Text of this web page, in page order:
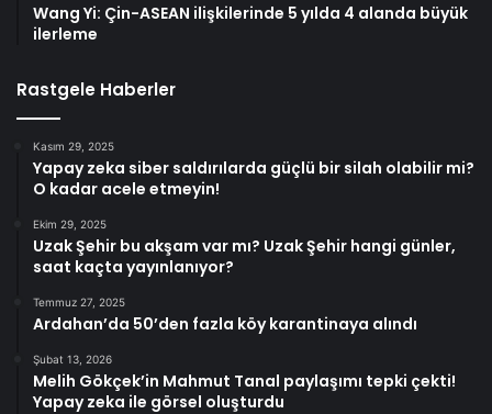
Wang Yi: Çin-ASEAN ilişkilerinde 5 yılda 4 alanda büyük
ilerleme
Rastgele Haberler
Kasım 29, 2025
Yapay zeka siber saldırılarda güçlü bir silah olabilir mi?
O kadar acele etmeyin!
Ekim 29, 2025
Uzak Şehir bu akşam var mı? Uzak Şehir hangi günler,
saat kaçta yayınlanıyor?
Temmuz 27, 2025
Ardahan’da 50’den fazla köy karantinaya alındı
Şubat 13, 2026
Melih Gökçek’in Mahmut Tanal paylaşımı tepki çekti!
Yapay zeka ile görsel oluşturdu